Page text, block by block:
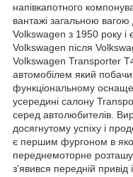
напівкапотного
вантажі загальною
Volkswagen з 1950 року і
Volkswagen після
Volkswagen Transporter
автомобілем який
функціональному
усередині салону
серед автолюбителів.
досягнутому успіху і
є першим фургоном в
переднемоторне
з'явився передній